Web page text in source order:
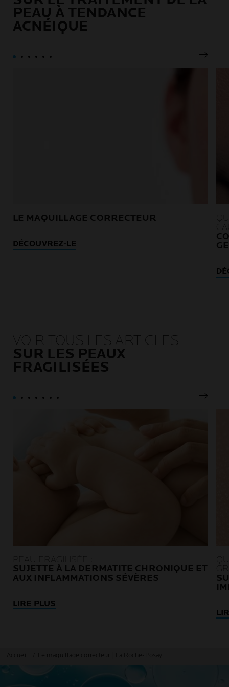
PEAU À TENDANCE
ACNÉIQUE
LE MAQUILLAGE CORRECTEUR
DÉCOUVREZ-LE
VOIR TOUS LES ARTICLES
SUR LES PEAUX
FRAGILISÉES
SUJETTE À LA DERMATITE CHRONIQUE ET
AUX INFLAMMATIONS SÉVÈRES
LIRE PLUS